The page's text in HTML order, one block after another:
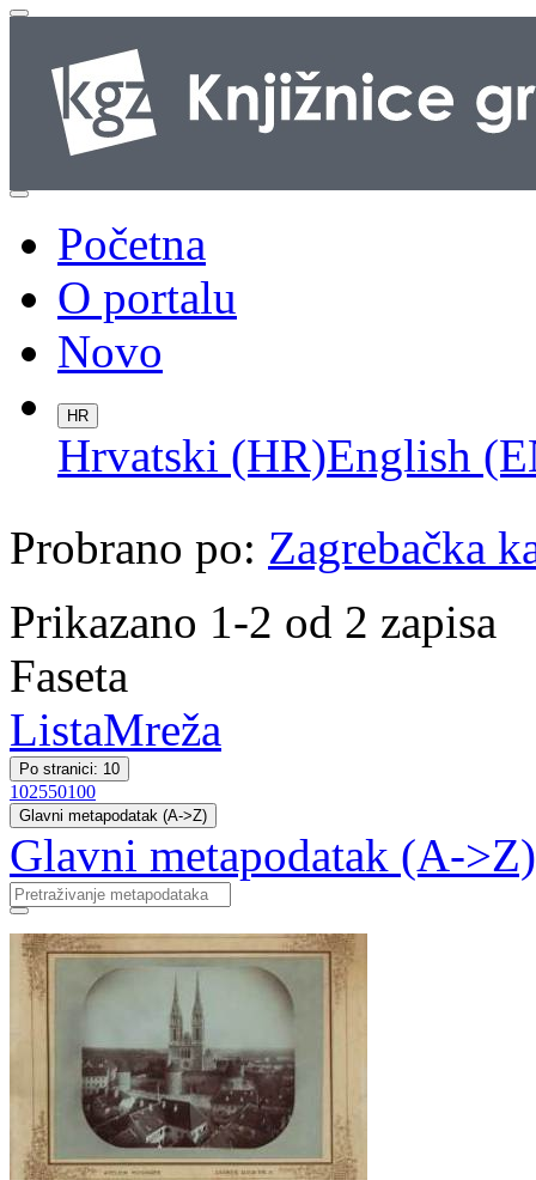
Početna
O portalu
Novo
HR
Hrvatski (HR)English
Probrano po: Zagrebačka
Prikazano 1-2 od 2 zapisa
Faseta
ListaMreža
Po stranici: 10
102550100
Glavni metapodatak (A->Z)
Glavni metapodatak (A->Z)